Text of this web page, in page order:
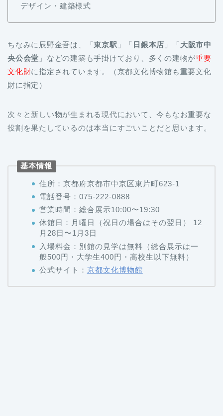
デザイン・建築様式
ちなみに辰野金吾は、「東京駅 」「 日銀本店 」「大阪市中
央公会堂 」などの建築も手掛けており、多くの建物が重要
文化財に指定されています。（京都文化博物館も重要文化
財に指定）
次々と新しい物が生まれる現代において、今もなお重要な
役割を果たしているのは本当にすごいことだと思います。
基本情報
住所：京都府京都市中京区東片町623-1
電話番号：075-222-0888
営業時間：総合展示10:00〜19:30
休館日：月曜日（祝日の場合はその翌日） 12
月28日〜1月3日
入場料金：別館の見学は無料（総合展示は一
般500円・大学生400円・高校生以下無料）
公式サイト： 京都文化博物館